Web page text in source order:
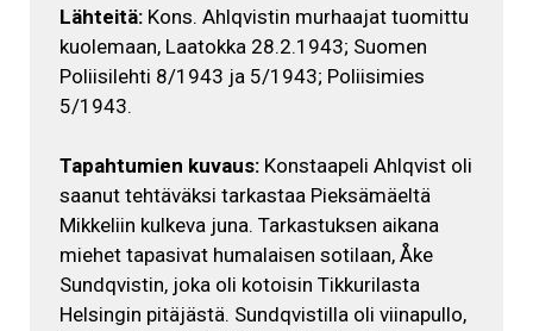
Lähteitä: Kons. Ahlqvistin murhaajat tuomittu
kuolemaan, Laatokka 28.2.1943; Suomen
Poliisilehti 8/1943 ja 5/1943; Poliisimies
5/1943.
Tapahtumien kuvaus: Konstaapeli Ahlqvist oli
saanut tehtäväksi tarkastaa Pieksämäeltä
Mikkeliin kulkeva juna. Tarkastuksen aikana
miehet tapasivat humalaisen sotilaan, Åke
Sundqvistin, joka oli kotoisin Tikkurilasta
Helsingin pitäjästä. Sundqvistilla oli viinapullo,